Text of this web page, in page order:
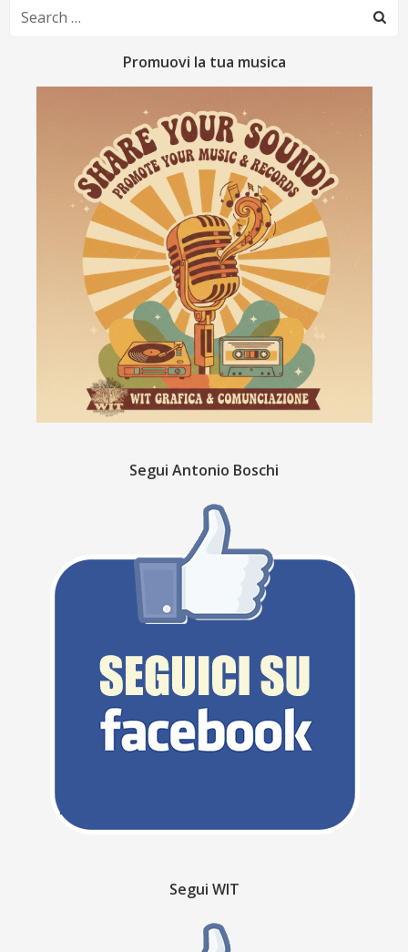
Search
Promuovi la tua musica
Segui Antonio Boschi
Segui WIT